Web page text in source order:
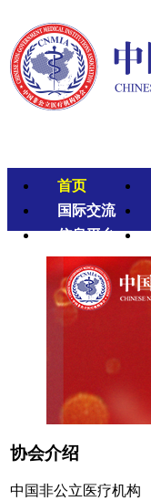
首页
国际交流
信息平台
协会介绍
中国非公立医疗机构